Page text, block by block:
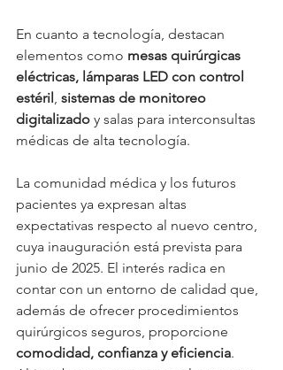
En cuanto a tecnología, destacan
elementos como mesas quirúrgicas
eléctricas, lámparas LED con control
estéril , sistemas de monitoreo
digitalizado y salas para interconsultas
médicas de alta tecnología.
La comunidad médica y los futuros
pacientes ya expresan altas
expectativas respecto al nuevo centro,
cuya inauguración está prevista para
junio de 2025. El interés radica en
contar con un entorno de calidad que,
además de ofrecer procedimientos
quirúrgicos seguros, proporcione
comodidad, confianza y eficiencia.